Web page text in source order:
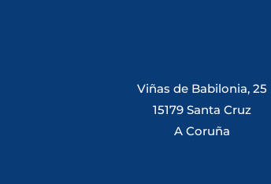
Viñas de Babilonia, 25
15179 Santa Cruz
A Coruña